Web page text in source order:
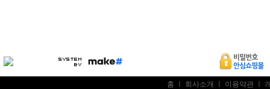
홈 회사소개 이용약관